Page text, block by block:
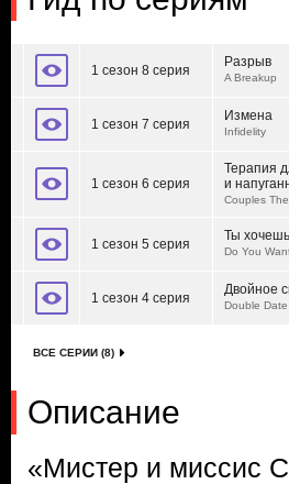
1 сезон 8 серия
Разрыв
A Breakup
1 сезон 7 серия
Измена
Infidelity
1 сезон 6 серия
Терапия
и
Couples
1 сезон 5 серия
Ты
Do You
1 сезон 4 серия
Двойное
Double Date
ВСЕ СЕРИИ (8)
Описание
«Мистер и миссис